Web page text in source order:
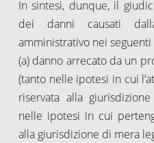
In sintesi, dunque, il
dei danni causati
amministrativo nei seguenti
(a) danno arrecato da un
(tanto nelle ipotesi in cui
riservata alla
nelle ipotesi in cui
alla giurisdizione di mera